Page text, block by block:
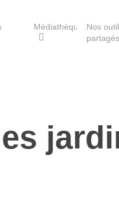
la
Médiathèque
Nos
partagés